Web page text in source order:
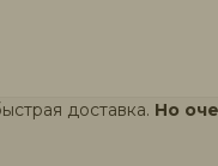
утеплитель
доставка. Но